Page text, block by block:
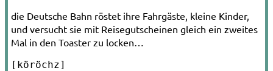
die Deutsche Bahn röstet ihre Fahrgäste, kleine Kinder,
und versucht sie mit Reisegutscheinen gleich ein zweites
Mal in den Toaster zu locken…
[köröchz]